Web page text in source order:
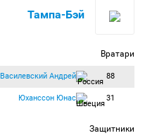
Тампа-Бэй
Вратари
Василевский Андрей 88
Юханссон Юнас 31
Защитники